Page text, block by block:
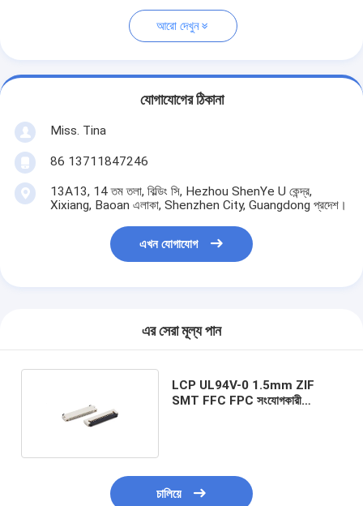
আরো দেখুন
যোগাযোগের ঠিকানা
Miss. Tina
86 13711847246
13A13, 14 তম তলা, বিল্ডিং সি, Hezhou ShenYe U কেন্দ্র,
Xixiang, Baoan এলাকা, Shenzhen City, Guangdong প্রদেশ।
এখন যোগাযোগ
এর সেরা মূল্য পান
LCP UL94V-0 1.5mm ZIF
SMT FFC FPC সংযোগকারী
চালিয়ে